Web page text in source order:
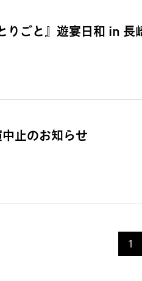
りごと』遊宴日和 in
中止のお知らせ
1